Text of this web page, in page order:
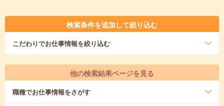
検索条件を追加して絞り込む
こだわりでお仕事情報を絞り込む
他の検索結果ページを見る
職種でお仕事情報をさがす